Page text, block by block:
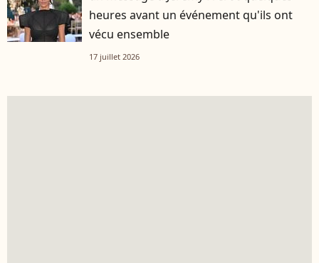
heures avant un événement qu'ils ont
vécu ensemble
17 juillet 2026